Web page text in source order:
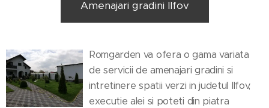
Amenajari gradini Ilfov
Romgarden va ofera o gama variata
de servicii de amenajari gradini si
intretinere spatii verzi in judetul Ilfov,
executie alei si poteti din piatra